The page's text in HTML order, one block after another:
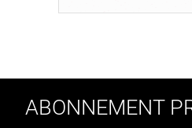
ABONNEMENT